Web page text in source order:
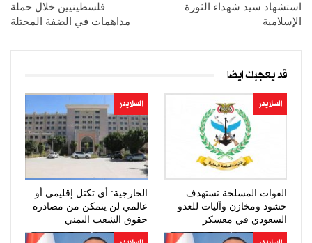
استشهاد سيد شهداء الثورة
الإسلامية
فلسطينيين خلال حملة
مداهمات في الضفة المحتلة
قد يعجبك ايضا
السلايدر
القوات المسلحة تستهدف
حشود ومخازن وآليات للعدو
السعودي في معسكر
“صحن…
السلايدر
الخارجية: أي تكتل إقليمي أو
عالمي لن يتمكن من مصادرة
حقوق الشعب اليمني
المشروعة